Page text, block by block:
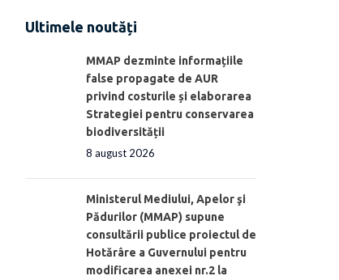
Ultimele noutăți
MMAP dezminte informațiile
false propagate de AUR
privind costurile și elaborarea
Strategiei pentru conservarea
biodiversității
8 august 2026
Ministerul Mediului, Apelor şi
Pădurilor (MMAP) supune
consultării publice proiectul de
Hotărâre a Guvernului pentru
modificarea anexei nr.2 la